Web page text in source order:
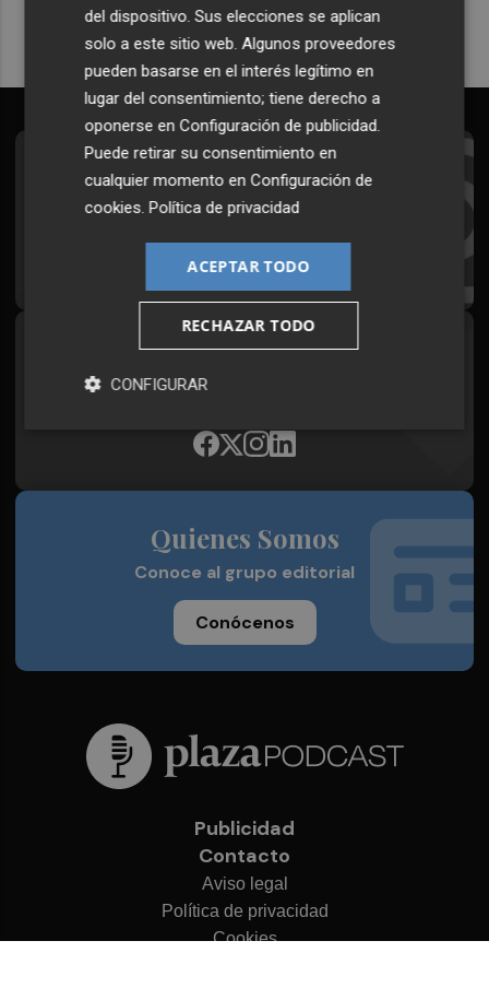
Suscríbete al Boletín
Todos los días a primera hora en tu email
¡Quiero suscribirme!
Síguenos en redes
Plaza Podcast, desde cualquier medio
Quienes Somos
Conoce al grupo editorial
Conócenos
Publicidad
Contacto
Aviso legal
Política de privacidad
Cookies
del dispositivo. Sus elecciones se aplican
solo a este sitio web. Algunos proveedores
pueden basarse en el interés legítimo en
lugar del consentimiento; tiene derecho a
oponerse enConfiguración de publicidad
Puede retirar su consentimiento en
cualquier momento enConfiguración de
cookies .Política de privacidad
ACEPTAR TODO
RECHAZAR TODO
CONFIGURAR